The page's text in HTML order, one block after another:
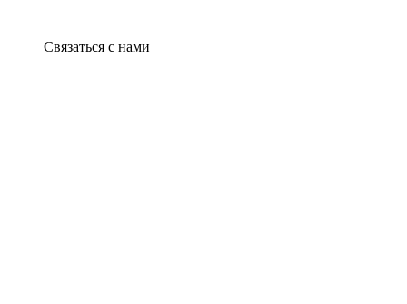
Связаться с нами